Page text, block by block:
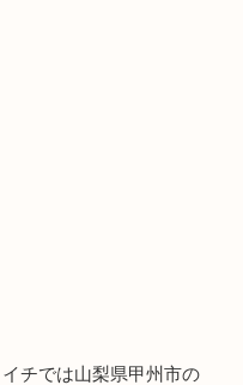
チでは山梨県甲州市の